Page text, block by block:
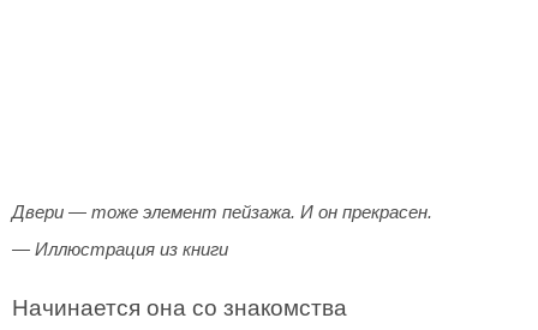
Двери — тоже элемент пейзажа. И он прекрасен.
— Иллюстрация из книги
Начинается она со знакомства